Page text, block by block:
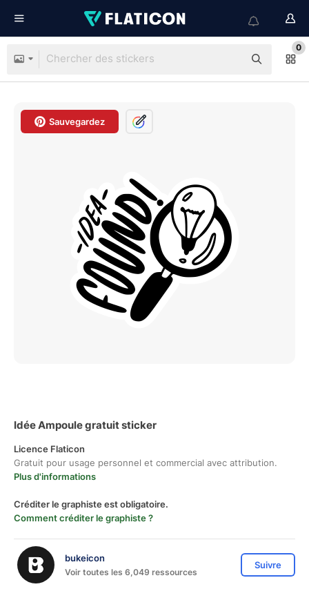
0
Sauvegardez
Idée Ampoule gratuit sticker
Licence Flaticon
Gratuit pour usage personnel et commercial avec attribution.
Plus d'informations
Créditer le graphiste est obligatoire.
Comment créditer le graphiste ?
bukeicon
Voir toutes les 6,049 ressources
Suivre